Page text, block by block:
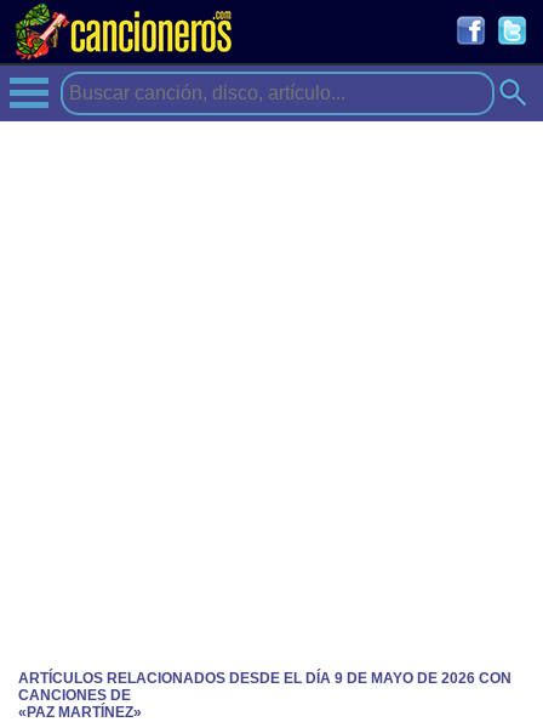
ARTÍCULOS RELACIONADOS DESDE EL DÍA 9 DE MAYO DE 2026 CON
CANCIONES DE
«PAZ MARTÍNEZ»